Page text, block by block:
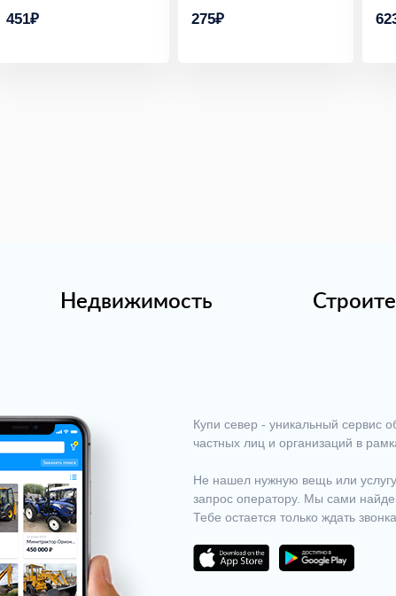
451₽ 275₽
Недвижимость
Купи север - уникальный сервис
частных лиц и организаций в
Не нашел нужную вещь или
запрос оператору. Мы сами
Тебе остается только ждать